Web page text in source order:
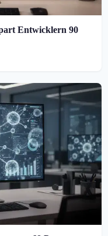
Entwicklern 90